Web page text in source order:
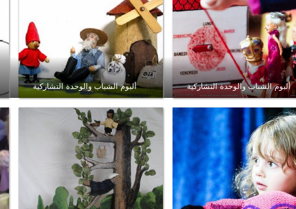
ألبوم الشباب والوحدة التشاركية ألبوم الشباب والوحدة التشاركية